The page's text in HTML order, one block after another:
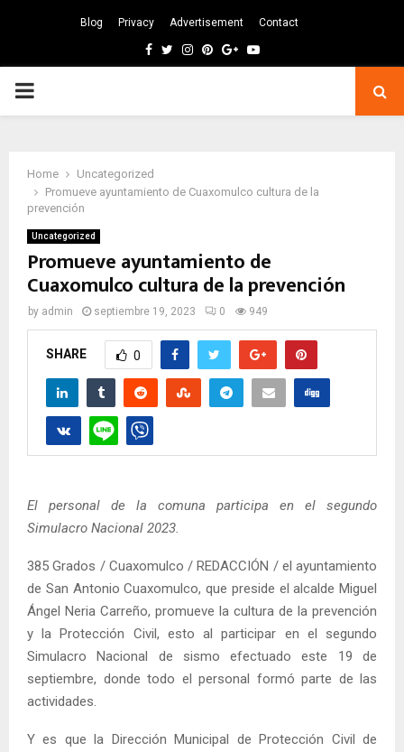
Blog Privacy Advertisement Contact
Facebook
TwitterInstagram
Pinterest
GoogleYoutube
PRIMARY
Home
Uncategorized
Promueve ayuntamiento de Cuaxomulco cultura de la
prevención
Uncategorized
Promueve ayuntamiento de
Cuaxomulco cultura de la prevención
by admin septiembre 19, 2023 0 949
SHARE 0
El personal de la comuna participa en el segundo
Simulacro Nacional 2023.
385 Grados / Cuaxomulco / REDACCIÓN / el ayuntamiento
de San Antonio Cuaxomulco, que preside el alcalde Miguel
Ángel Neria Carreño, promueve la cultura de la prevención
y la Protección Civil, esto al participar en el segundo
Simulacro Nacional de sismo efectuado este 19 de
septiembre, donde todo el personal formó parte de las
actividades.
Y es que la Dirección Municipal de Protección Civil de